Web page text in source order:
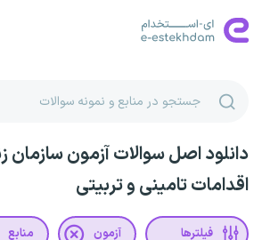
دانلود اصل سوالات آزمون سازمان
اقدامات تامینی و تربیتی
فیلترها آزمون منابع